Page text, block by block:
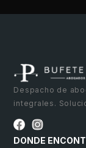
Despacho de
integrales.
DONDE